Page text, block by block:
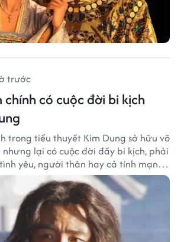
trước
có cuộc đời bi kịch
trong tiểu thuyết Kim Dung sở hữu võ
lại có cuộc đời đầy bi kịch, phải
yêu, người thân hay cả tính mạng,
khỏi tiếc nuối.